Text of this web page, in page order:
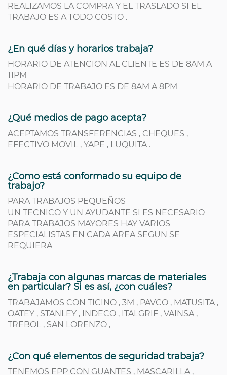
REALIZAMOS LA COMPRA Y EL TRASLADO SI EL
TRABAJO ES A TODO COSTO .
¿En qué días y horarios trabaja?
HORARIO DE ATENCION AL CLIENTE ES DE 8AM A
11PM
HORARIO DE TRABAJO ES DE 8AM A 8PM
¿Qué medios de pago acepta?
ACEPTAMOS TRANSFERENCIAS , CHEQUES ,
EFECTIVO MOVIL , YAPE , LUQUITA .
¿Como está conformado su equipo de
trabajo?
PARA TRABAJOS PEQUEÑOS
UN TECNICO Y UN AYUDANTE SI ES NECESARIO
PARA TRABAJOS MAYORES HAY VARIOS
ESPECIALISTAS EN CADA AREA SEGUN SE
REQUIERA
¿Trabaja con algunas marcas de materiales
en particular? Si es así, ¿con cuáles?
TRABAJAMOS CON TICINO , 3M , PAVCO , MATUSITA ,
OATEY , STANLEY , INDECO , ITALGRIF , VAINSA ,
TREBOL , SAN LORENZO ,
¿Con qué elementos de seguridad trabaja?
TENEMOS EPP CON GUANTES , MASCARILLA ,